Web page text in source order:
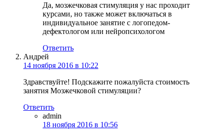
Да, мозжечковая стимуляция у нас проходит
курсами, но также может включаться в
индивидуальное занятие с логопедом-
дефектологом или нейропсихологом
Ответить
Андрей
14 ноября 2016 в 10:22
Здравствуйте! Подскажите пожалуйста стоимость
занятия Мозжечковой стимуляции?
Ответить
admin
18 ноября 2016 в 10:56